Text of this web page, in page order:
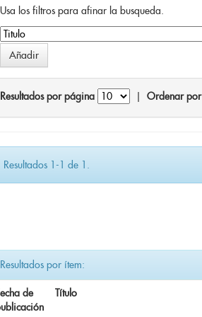
Usa los filtros para afinar la busqueda.
Resultados por página Ordenar por
Resultados 1-1 de 1.
Resultados por ítem:
de
Título